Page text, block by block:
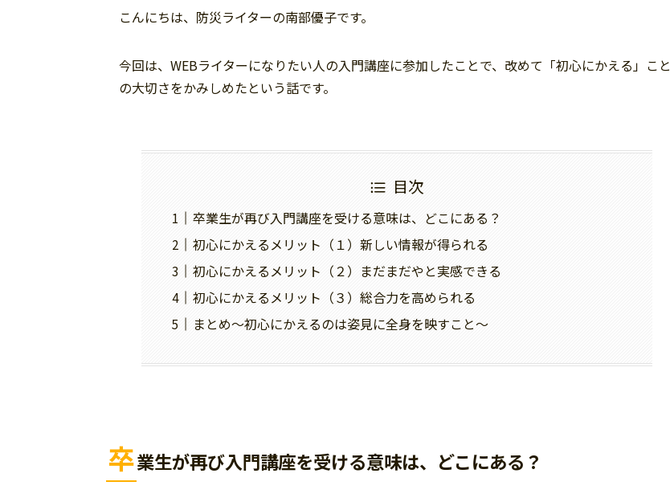
こんにちは、防災ライターの南部優子です。
今回は、WEBライターになりたい人の入門講座に参加したことで、改めて「初心にかえる」こと
の大切さをかみしめたという話です。
目次
卒業生が再び入門講座を受ける意味は、どこにある？
初心にかえるメリット（１）新しい情報が得られる
初心にかえるメリット（２）まだまだやと実感できる
初心にかえるメリット（３）総合力を高められる
まとめ～初心にかえるのは姿見に全身を映すこと～
卒業生が再び入門講座を受ける意味は、どこにある？